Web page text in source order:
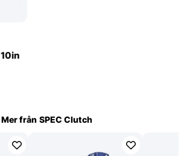
Mer från SPEC Clutch